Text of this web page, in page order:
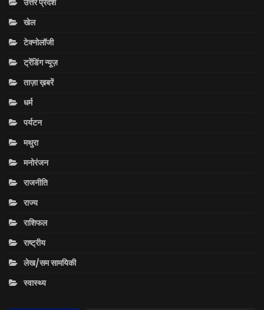
उत्तर प्रदेश
खेल
टेक्नोलॉजी
ट्रेंडिंग न्यूज़
ताज़ा ख़बरें
धर्म
पर्यटन
मथुरा
मनोरंजन
राजनीति
राज्य
राशिफल
राष्ट्रीय
लेख/सम सामयिकी
स्वास्थ्य